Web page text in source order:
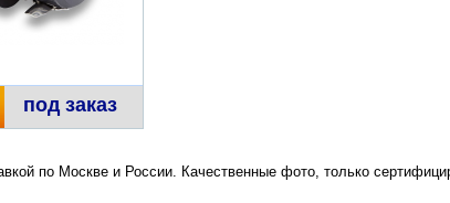
под заказ
по Москве и России. Качественные фото, только